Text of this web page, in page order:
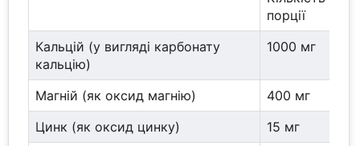
порції
Кальцій (у вигляді карбонату
кальцію)
1000 мг
Магній (як оксид магнію)
400 мг
Цинк (як оксид цинку)
15 мг